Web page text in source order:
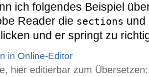
ich folgendes Beispiel
Reader die sections und
und er springt zu
in Online-Editor
hier editierbar zum Übersetzen: